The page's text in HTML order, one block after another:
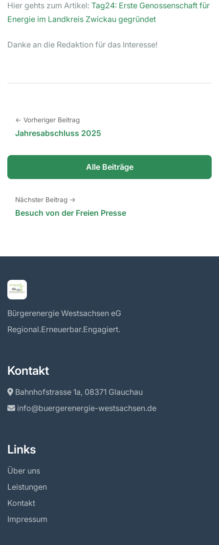
Hier gehts zum Artikel: Tag24: Erste Genossenschaft für
Energie im Landkreis Zwickau gegründet
Danke an die Redaktion für das Interesse!
← Vorheriger Beitrag
Jahresabschluss 2025
Alle Beiträge
Nächster Beitrag →
Besuch von der Freien Presse
Bürgerenergie Westsachsen eG
Regional.Erneuerbar.Engagiert.
Kontakt
Bahnhofstrasse 1a, 08371 Glauchau
info@buergerenergie-westsachsen.de
Links
Über uns
Leistungen
Kontakt
Impressum